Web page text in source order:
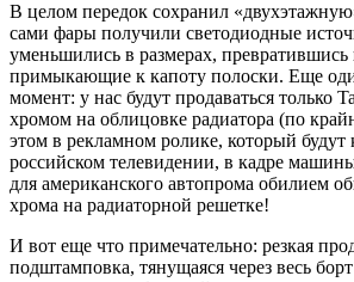
В целом передок сохранил
сами фары получили светодиодные
уменьшились в размерах, превратившись
примыкающие к капоту полоски. Еще
момент: у нас будут продаваться только
хромом на облицовке радиатора (по
этом в рекламном ролике, который будут
российском телевидении, в кадре
для американского автопрома обилием
хрома на радиаторной решетке!
И вот еще что примечательно: резкая
подштамповка, тянущаяся через весь